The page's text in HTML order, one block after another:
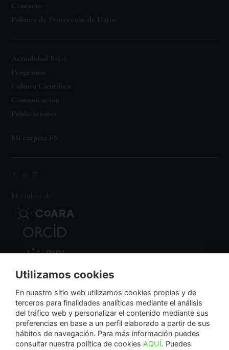
Contacto
Política de Protección de Datos
Actualidad Fs(+)
Programas
Cultura Científica
Comunicación
Publicaciones
Mi carpeta FS
Miembro de:
Nodo Regional
NextGenerationEU
Utilizamos cookies
En nuestro sitio web utilizamos cookies propias y de
terceros para finalidades analíticas mediante el análisis
del tráfico web y personalizar el contenido mediante sus
preferencias en base a un perfil elaborado a partir de sus
hábitos de navegación. Para más información puedes
consultar nuestra política de cookies AQUÍ. Puedes